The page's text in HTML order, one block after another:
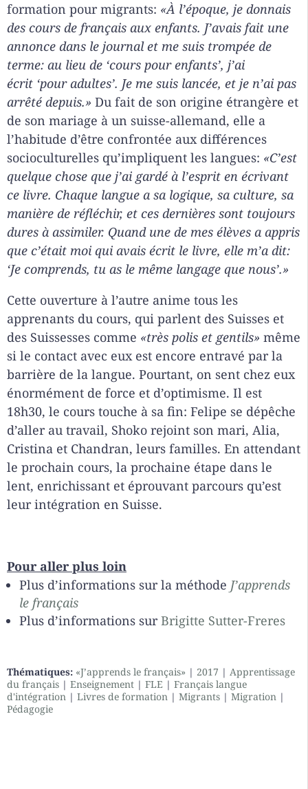
formation pour migrants: «À l’époque, je donnais
des cours de français aux enfants. J’avais fait une
annonce dans le journal et me suis trompée de
terme: au lieu de ‘cours pour enfants’, j’ai
écrit ‘pour adultes’. Je me suis lancée, et je n’ai pas
arrêté depuis.» Du fait de son origine étrangère et
de son mariage à un suisse-allemand, elle a
l’habitude d’être confrontée aux différences
socioculturelles qu’impliquent les langues: «C’est
quelque chose que j’ai gardé à l’esprit en écrivant
ce livre. Chaque langue a sa logique, sa culture, sa
manière de réfléchir, et ces dernières sont toujours
dures à assimiler. Quand une de mes élèves a appris
que c’était moi qui avais écrit le livre, elle m’a dit:
‘Je comprends, tu as le même langage que nous’.»
Cette ouverture à l’autre anime tous les
apprenants du cours, qui parlent des Suisses et
des Suissesses comme «très polis et gentils» même
si le contact avec eux est encore entravé par la
barrière de la langue. Pourtant, on sent chez eux
énormément de force et d’optimisme. Il est
18h30, le cours touche à sa fin: Felipe se dépêche
d’aller au travail, Shoko rejoint son mari, Alia,
Cristina et Chandran, leurs familles. En attendant
le prochain cours, la prochaine étape dans le
lent, enrichissant et éprouvant parcours qu’est
leur intégration en Suisse.
Pour aller plus loin
Plus d’informations sur la méthode J’apprends
le français
Plus d’informations surBrigitte Sutter-Freres
Thématiques: «J’apprends le français» | 2017 | Apprentissage
du français | Enseignement | FLE | Français langue
d'intégration | Livres de formation | Migrants | Migration |
Pédagogie